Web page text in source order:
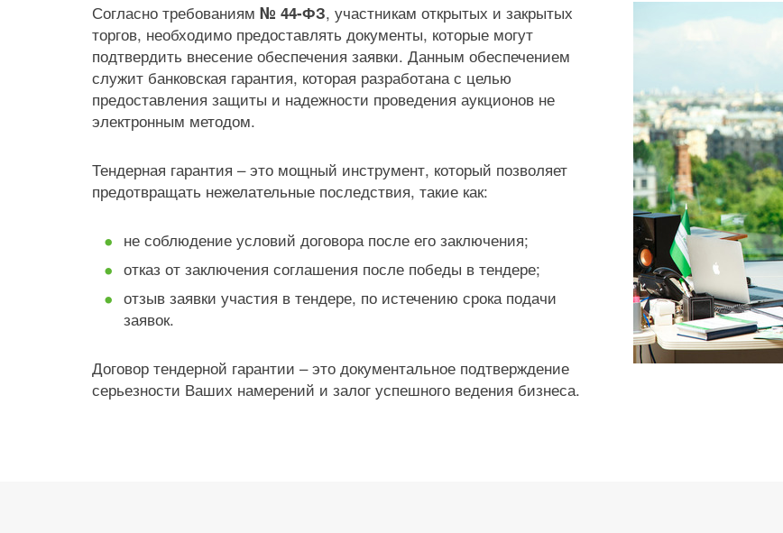
Согласно требованиям № 44-ФЗ, участникам открытых и закрытых
торгов, необходимо предоставлять документы, которые могут
подтвердить внесение обеспечения заявки. Данным обеспечением
служит банковская гарантия, которая разработана с целью
предоставления защиты и надежности проведения аукционов не
электронным методом.
Тендерная гарантия – это мощный инструмент, который позволяет
предотвращать нежелательные последствия, такие как:
не соблюдение условий договора после его заключения;
отказ от заключения соглашения после победы в тендере;
отзыв заявки участия в тендере, по истечению срока подачи
заявок.
Договор тендерной гарантии – это документальное подтверждение
серьезности Ваших намерений и залог успешного ведения бизнеса.